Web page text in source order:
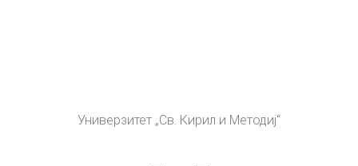
Универзитет „Св. Кирил и Методиј“